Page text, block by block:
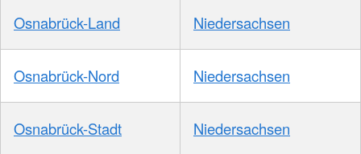
Osnabrück-Land Niedersachsen
Osnabrück-Nord Niedersachsen
Osnabrück-Stadt Niedersachsen